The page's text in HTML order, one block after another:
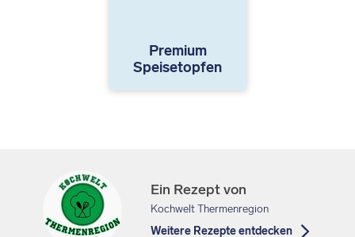
Premium
Speisetopfen
Ein Rezept von
Kochwelt Thermenregion
Weitere Rezepte entdecken